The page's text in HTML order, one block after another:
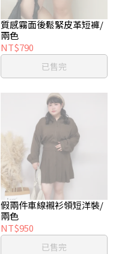
質感霧面後鬆緊皮革短褲/
兩色
NT$790
已售完
假兩件車線襯衫領短洋裝/
兩色
NT$950
已售完